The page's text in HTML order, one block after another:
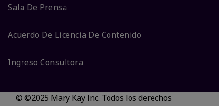
Sala De Prensa
Acuerdo De Licencia De Contenido
Ingreso Consultora
© ©2025 Mary Kay Inc. Todos los derechos